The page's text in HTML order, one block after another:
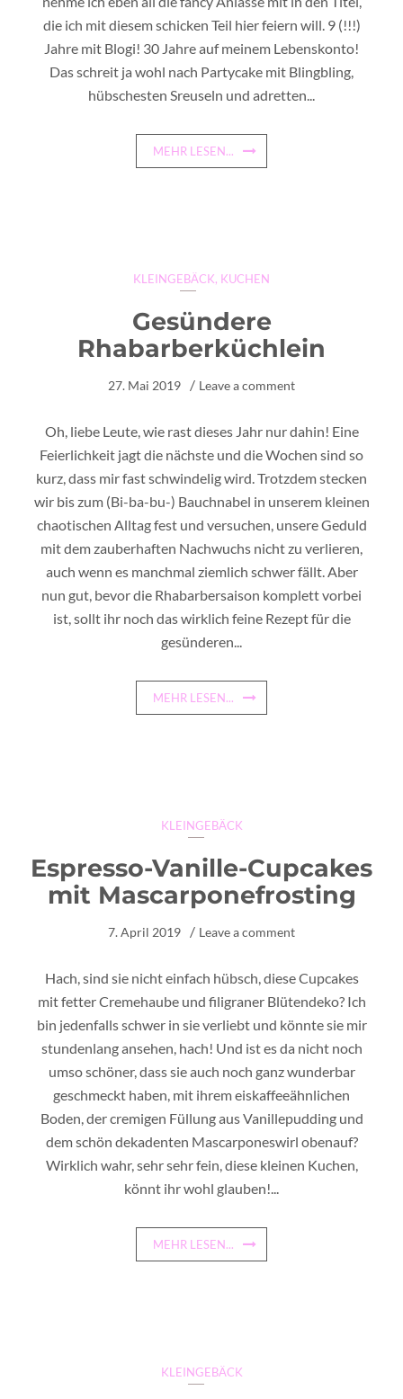
die ich mit diesem schicken Teil hier feiern will. 9 (!!!)
Jahre mit Blogi! 30 Jahre auf meinem Lebenskonto!
Das schreit ja wohl nach Partycake mit Blingbling,
hübschesten Sreuseln und adretten...
MEHR LESEN...
KLEINGEBÄCK, KUCHEN
Gesündere
Rhabarberküchlein
27. Mai 2019 Leave a comment
Oh, liebe Leute, wie rast dieses Jahr nur dahin! Eine
Feierlichkeit jagt die nächste und die Wochen sind so
kurz, dass mir fast schwindelig wird. Trotzdem stecken
wir bis zum (Bi-ba-bu-) Bauchnabel in unserem kleinen
chaotischen Alltag fest und versuchen, unsere Geduld
mit dem zauberhaften Nachwuchs nicht zu verlieren,
auch wenn es manchmal ziemlich schwer fällt. Aber
nun gut, bevor die Rhabarbersaison komplett vorbei
ist, sollt ihr noch das wirklich feine Rezept für die
gesünderen...
MEHR LESEN...
KLEINGEBÄCK
Espresso-Vanille-Cupcakes
mit Mascarponefrosting
7. April 2019 Leave a comment
Hach, sind sie nicht einfach hübsch, diese Cupcakes
mit fetter Cremehaube und filigraner Blütendeko? Ich
bin jedenfalls schwer in sie verliebt und könnte sie mir
stundenlang ansehen, hach! Und ist es da nicht noch
umso schöner, dass sie auch noch ganz wunderbar
geschmeckt haben, mit ihrem eiskaffeeähnlichen
Boden, der cremigen Füllung aus Vanillepudding und
dem schön dekadenten Mascarponeswirl obenauf?
Wirklich wahr, sehr sehr fein, diese kleinen Kuchen,
könnt ihr wohl glauben!...
MEHR LESEN...
KLEINGEBÄCK